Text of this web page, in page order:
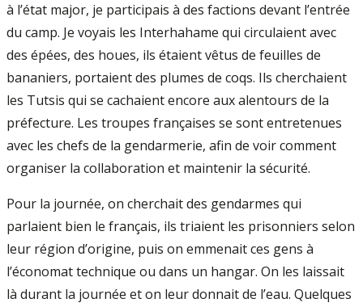
à l’état major, je participais à des factions devant l’entrée
du camp. Je voyais les Interhahame qui circulaient avec
des épées, des houes, ils étaient vêtus de feuilles de
bananiers, portaient des plumes de coqs. Ils cherchaient
les Tutsis qui se cachaient encore aux alentours de la
préfecture. Les troupes françaises se sont entretenues
avec les chefs de la gendarmerie, afin de voir comment
organiser la collaboration et maintenir la sécurité.
Pour la journée, on cherchait des gendarmes qui
parlaient bien le français, ils triaient les prisonniers selon
leur région d’origine, puis on emmenait ces gens à
l’économat technique ou dans un hangar. On les laissait
là durant la journée et on leur donnait de l’eau. Quelques